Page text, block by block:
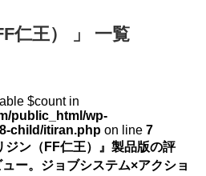
仁王） 」 一覧
$count in
public_html/wp-
child/itiran.php on line 7
ジン（FF仁王）』製品版の評
ー。ジョブシステム×アクショ